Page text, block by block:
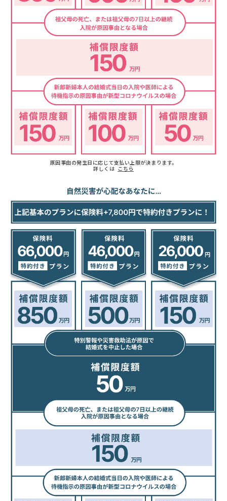
原因事由の発生日に応じて支払い上限が決まります。
詳しくは
こちら